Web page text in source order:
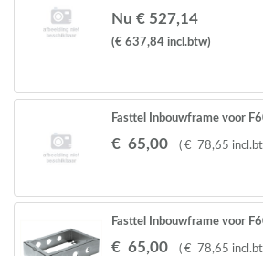
Nu € 527,14
(€ 637,84 incl.btw)
Fasttel Inbouwframe voor
€ 65,00 ( € 78,65
Fasttel Inbouwframe voor
€ 65,00 ( € 78,65